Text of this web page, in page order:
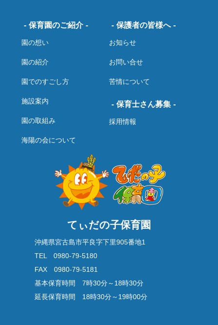
保育園のご紹介
園の想い
園の紹介
園でのすごし方
施設案内
園の取組み
海陽の会について
保護者の皆様へ
お知らせ
お問い合せ
苦情について
保育士さん募集
採用情報
てぃだの子保育園
沖縄県宮古島市平良字下里905番地1
TEL 0980-79-5180
FAX 0980-79-5181
基本保育時間 7時30分～18時30分
延長保育時間 18時30分～19時00分